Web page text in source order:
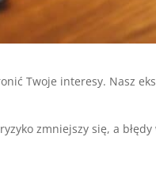
Twoje interesy. Nasz
zmniejszy się, a błędy